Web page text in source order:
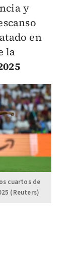
y
en
la
cuartos de
(Reuters)